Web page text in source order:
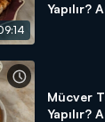
Yapılır?
Mücver
Yapılır?